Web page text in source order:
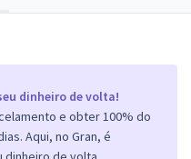
dinheiro de volta!
e obter 100% do
Aqui, no Gran, é